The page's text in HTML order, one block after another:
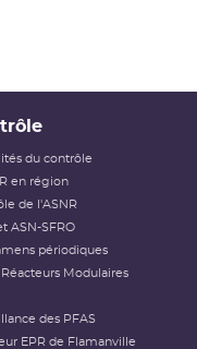
du contrôle
en région
de l'ASNR
ASN-SFRO
périodiques
Réacteurs Modulaires
des PFAS
EPR de Flamanville